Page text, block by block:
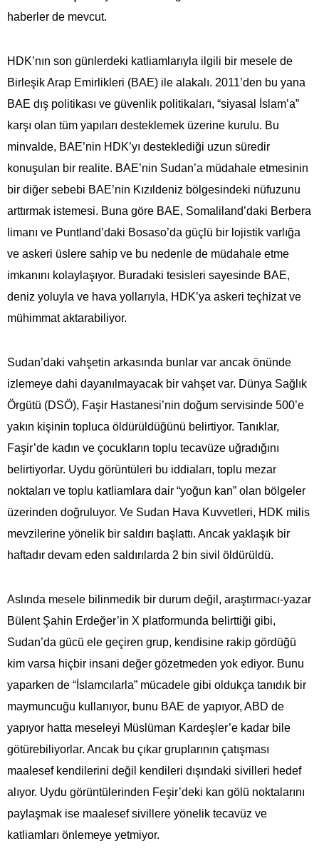
haberler de mevcut.
HDK’nın son günlerdeki katliamlarıyla ilgili bir mesele de
Birleşik Arap Emirlikleri (BAE) ile alakalı. 2011’den bu yana
BAE dış politikası ve güvenlik politikaları, “siyasal İslam’a”
karşı olan tüm yapıları desteklemek üzerine kurulu. Bu
minvalde, BAE’nin HDK’yı desteklediği uzun süredir
konuşulan bir realite. BAE’nin Sudan’a müdahale etmesinin
bir diğer sebebi BAE’nin Kızıldeniz bölgesindeki nüfuzunu
arttırmak istemesi. Buna göre BAE, Somaliland’daki Berbera
limanı ve Puntland’daki Bosaso’da güçlü bir lojistik varlığa
ve askeri üslere sahip ve bu nedenle de müdahale etme
imkanını kolaylaşıyor. Buradaki tesisleri sayesinde BAE,
deniz yoluyla ve hava yollarıyla, HDK’ya askeri teçhizat ve
mühimmat aktarabiliyor.
Sudan’daki vahşetin arkasında bunlar var ancak önünde
izlemeye dahi dayanılmayacak bir vahşet var. Dünya Sağlık
Örgütü (DSÖ), Faşir Hastanesi’nin doğum servisinde 500’e
yakın kişinin topluca öldürüldüğünü belirtiyor. Tanıklar,
Faşir’de kadın ve çocukların toplu tecavüze uğradığını
belirtiyorlar. Uydu görüntüleri bu iddiaları, toplu mezar
noktaları ve toplu katliamlara dair “yoğun kan” olan bölgeler
üzerinden doğruluyor. Ve Sudan Hava Kuvvetleri, HDK milis
mevzilerine yönelik bir saldırı başlattı. Ancak yaklaşık bir
haftadır devam eden saldırılarda 2 bin sivil öldürüldü.
Aslında mesele bilinmedik bir durum değil, araştırmacı-yazar
Bülent Şahin Erdeğer’in X platformunda belirttiği gibi,
Sudan’da gücü ele geçiren grup, kendisine rakip gördüğü
kim varsa hiçbir insani değer gözetmeden yok ediyor. Bunu
yaparken de “İslamcılarla” mücadele gibi oldukça tanıdık bir
maymuncuğu kullanıyor, bunu BAE de yapıyor, ABD de
yapıyor hatta meseleyi Müslüman Kardeşler’e kadar bile
götürebiliyorlar. Ancak bu çıkar gruplarının çatışması
maalesef kendilerini değil kendileri dışındaki sivilleri hedef
alıyor. Uydu görüntülerinden Feşir’deki kan gölü noktalarını
paylaşmak ise maalesef sivillere yönelik tecavüz ve
katliamları önlemeye yetmiyor.